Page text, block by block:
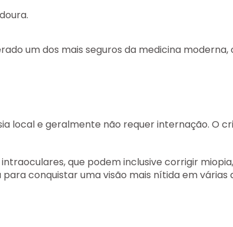
um dos mais seguros da medicina moderna,
local e geralmente não requer internação. O
que podem inclusive corrigir
conquistar uma visão mais nítida em várias